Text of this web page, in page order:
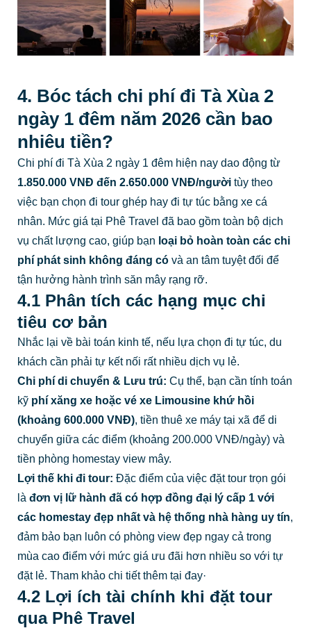
4. Bóc tách chi phí đi Tà Xùa 2
ngày 1 đêm năm 2026 cần bao
nhiêu tiền?
Chi phí đi Tà Xùa 2 ngày 1 đêm hiện nay dao động từ
1.850.000 VNĐ đến 2.650.000 VNĐ/ngườitùy theo
việc bạn chọn đi tour ghép hay đi tự túc bằng xe cá
nhân. Mức giá tại Phê Travel đã bao gồm toàn bộ dịch
vụ chất lượng cao, giúp bạn loại bỏ hoàn toàn các chi
phí phát sinh không đáng cóvà an tâm tuyệt đối để
tận hưởng hành trình săn mây rạng rỡ.
4.1 Phân tích các hạng mục chi
tiêu cơ bản
Nhắc lại về bài toán kinh tế, nếu lựa chọn đi tự túc, du
khách cần phải tự kết nối rất nhiều dịch vụ lẻ.
Chi phí di chuyển & Lưu trú: Cụ thể, bạn cần tính toán
kỹ phí xăng xe hoặc vé xe Limousine khứ hồi
(khoảng 600.000 VNĐ), tiền thuê xe máy tại xã để di
chuyển giữa các điểm (khoảng 200.000 VNĐ/ngày) và
tiền phòng homestay view mây.
Lợi thế khi đi tour: Đặc điểm của việc đặt tour trọn gói
là đơn vị lữ hành đã có hợp đồng đại lý cấp 1 với
các homestay đẹp nhất và hệ thống nhà hàng uy tín,
đảm bảo bạn luôn có phòng view đẹp ngay cả trong
mùa cao điểm với mức giá ưu đãi hơn nhiều so với tự
đặt lẻ. Tham khảo chi tiết thêm tại đay·
4.2 Lợi ích tài chính khi đặt tour
qua Phê Travel